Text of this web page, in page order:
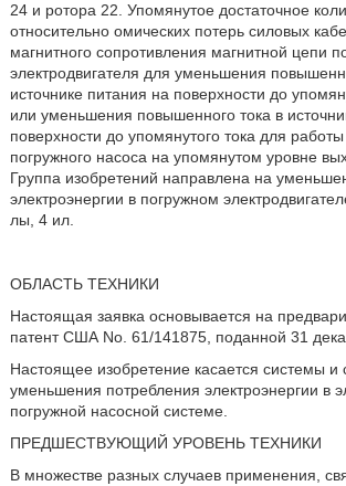
24 и ротора 22. Упомянутое достаточное
относительно омических потерь силовых
магнитного сопротивления магнитной цепи
электродвигателя для уменьшения
источнике питания на поверхности до
или уменьшения повышенного тока в
поверхности до упомянутого тока для работы
погружного насоса на упомянутом уровне
Группа изобретений направлена на
электроэнергии в погружном
лы, 4 ил.
ОБЛАСТЬ ТЕХНИКИ
Настоящая заявка основывается на
патент США No. 61/141875, поданной 31
Настоящее изобретение касается системы и
уменьшения потребления электроэнергии в
погружной насосной системе.
ПРЕДШЕСТВУЮЩИЙ УРОВЕНЬ ТЕХНИКИ
В множестве разных случаев применения,